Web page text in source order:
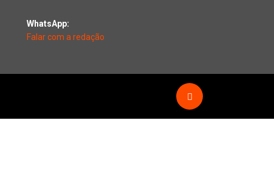
WhatsApp:
Falar com a redação